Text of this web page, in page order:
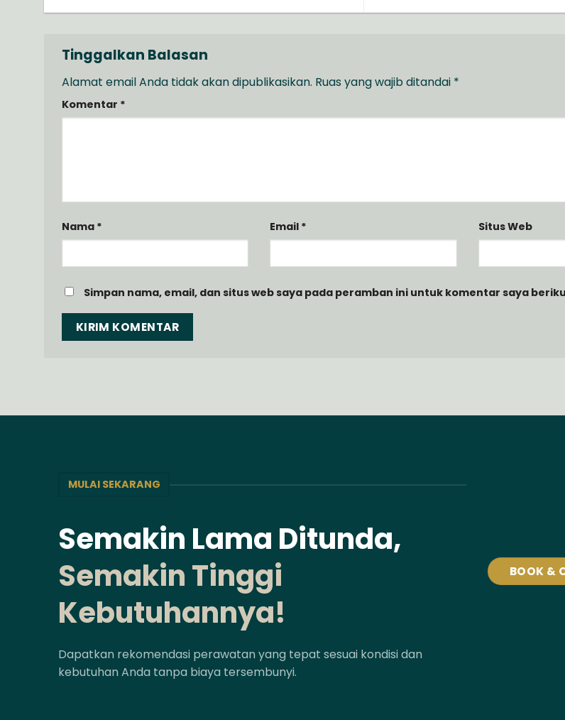
Tinggalkan Balasan
Alamat email Anda tidak akan dipublikasikan. Ruas yang wajib ditandai *
Komentar *
Nama * Email * Situs Web
Simpan nama, email, dan situs web saya pada peramban ini untuk komentar saya
MULAI SEKARANG
Semakin Lama Ditunda,
Semakin Tinggi
Kebutuhannya!
Dapatkan rekomendasi perawatan yang tepat sesuai kondisi dan
kebutuhan Anda tanpa biaya tersembunyi.
BOOK &